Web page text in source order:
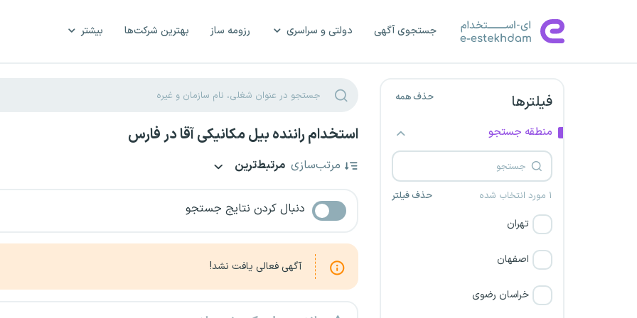
جستجوی آگهی دولتی و سراسری رزومه ساز بهترین شرکت‌ها بیشتر
فیلترها حذف همه
منطقه جستجو
۱ مورد انتخاب شده حذف فیلتر
تهران
اصفهان
خراسان رضوی
استخدام راننده بیل مکانیکی آقا در فارس
مرتب‌سازی مرتبط‌ترین
دنبال کردن نتایج جستجو
آگهی فعالی یافت نشد!